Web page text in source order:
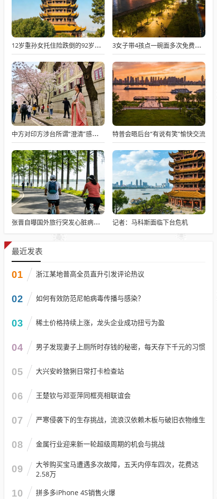
12岁重孙女托住险跌倒的92岁太爷爷 3女子带4孩点一碗面多次免费续面
中方对印方涉台所谓“澄清”感到意外 特普会晤后台“有说有笑”愉快交流
张晋自曝国外旅行突发心脏病险丧命 记者：马科斯面临下台危机
最近发表
01 浙江某地普高全员直升引发评论热议
02 如何有效防范尼帕病毒传播与感染？
03 稀土价格持续上涨，龙头企业成功扭亏为盈
04 男子发现妻子上厕所时存钱的秘密，每天存下千元的习惯
05 大兴安岭猞猁日常打卡检查站
06 王楚钦与邓亚萍同框亮相联谊会
07 严寒侵袭下的生存挑战，流浪汉依赖木板与破旧衣物维生
08 金属行业迎来新一轮超级周期的机会与挑战
09
大爷购买宝马遭遇多次故障，五天内停车四次，花费达
2.58万
10 拼多多iPhone 4S销售火爆